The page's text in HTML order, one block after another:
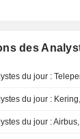
des